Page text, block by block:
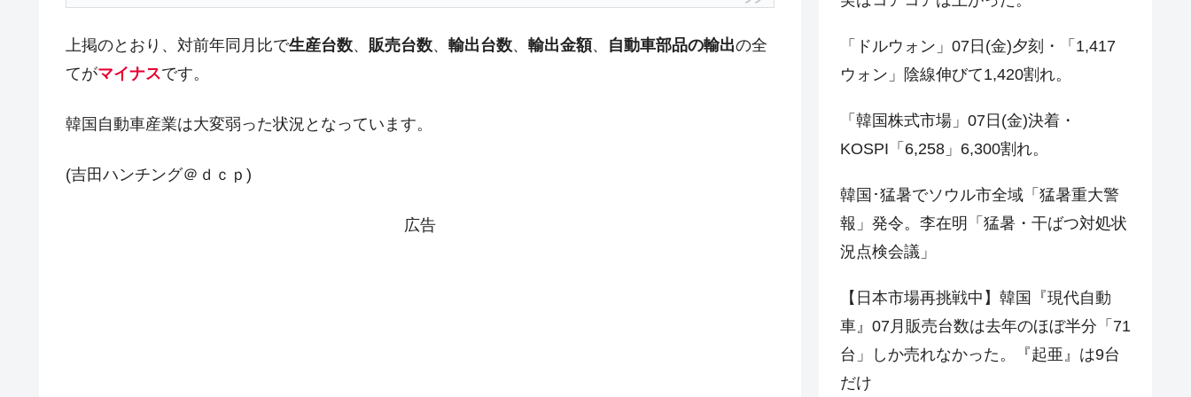
Fact1 今話題の「楽天ライオンズ」とは？
奇跡の毛色「白毛馬」とは？
Fact1 全て勝つといくら？ 競馬GI競走で勝利騎手がもらえる賞金とは？
Fact1 発表から2日で大崩壊、鳴かず飛ばずに終わりそうなスーパーリーグとは？
日本人マスターズ挑戦の歴史。松山以前に最高位だった選手とは？
上掲のとおり、対前年同月比で生産台数、 販売台数、 輸出台数、 輸出金額、 自動車部品の輸出の全
てがマイナスです。
韓国自動車産業は大変弱った状況となっています。
(吉田ハンチング＠ｄｃｐ)
広告
「ドルウォン」07日(金)夕刻・「1,417
ウォン」陰線伸びて1,420割れ。
「韓国株式市場」07日(金)決着・
KOSPI「6,258」6,300割れ。
韓国･猛暑でソウル市全域「猛暑重大警
報」発令。李在明「猛暑・干ばつ対処状
況点検会議」
【日本市場再挑戦中】韓国『現代自動
車』07月販売台数は去年のほぼ半分「71
台」しか売れなかった。『起亜』は9台
だけ